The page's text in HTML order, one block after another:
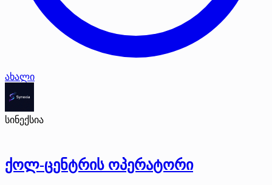
ახალი
სინექსია
ქოლ-ცენტრის ოპერატორი